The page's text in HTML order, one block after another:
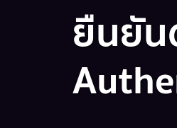
ยืนยัน